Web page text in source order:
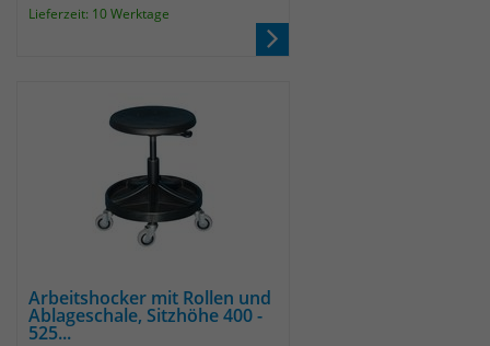
Lieferzeit: 10 Werktage
Arbeitshocker mit Rollen und
Ablageschale, Sitzhöhe 400 -
525...